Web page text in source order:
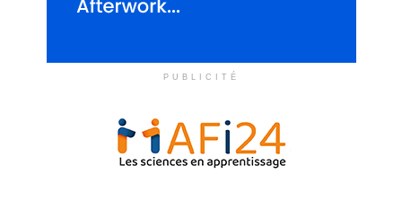
PUBLICITÉ